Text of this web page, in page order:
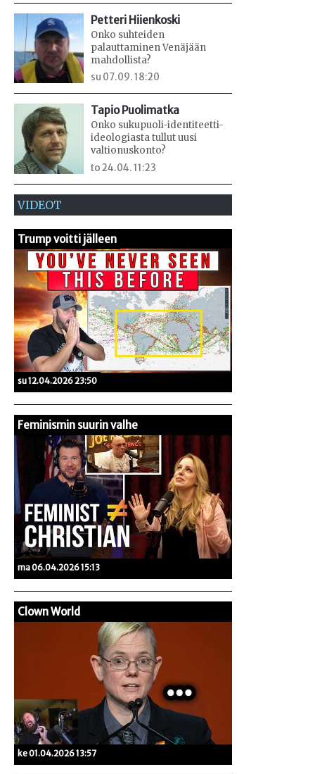
Petteri Hiienkoski
Onko suhteiden
palauttaminen Venäjään
mahdollista?
su 07.09. 18:20
Tapio Puolimatka
Onko sukupuoli-identiteetti-
ideologiasta tullut uusi
valtionuskonto?
to 24.04. 11:23
VIDEOT
Trump voitti jälleen
su 12.04.2026 23:50
Feminismin suurin valhe
ma 06.04.2026 15:13
Clown World
ke 01.04.2026 13:57